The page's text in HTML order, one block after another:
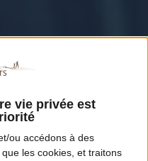
vie privée est
ou accédons à des
les cookies, et traitons